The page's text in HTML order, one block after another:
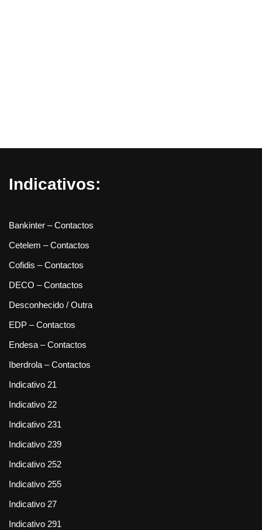
Indicativos:
Bankinter – Contactos
Cetelem – Contactos
Cofidis – Contactos
DECO – Contactos
Desconhecido / Outra
EDP – Contactos
Endesa – Contactos
Iberdrola – Contactos
Indicativo 21
Indicativo 22
Indicativo 231
Indicativo 239
Indicativo 252
Indicativo 255
Indicativo 27
Indicativo 291